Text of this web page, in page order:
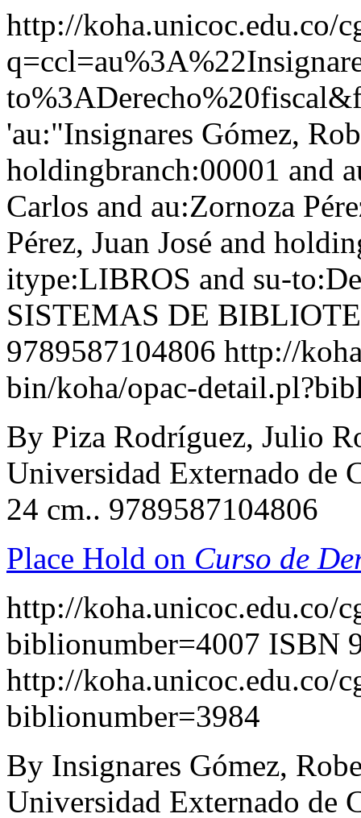
http://koha.unicoc.edu.co/
'au:"Insignares Gómez,
holdingbranch:00001 and
Carlos and au:Zornoza
Pérez, Juan José and
itype:LIBROS and su-
SISTEMAS DE
9789587104806 http://
bin/koha/opac-
By Piza Rodríguez, Julio
Universidad Externado de
24 cm.. 9789587104806
Place Hold on Curso de
http://koha.unicoc.edu.co/
biblionumber=4007 ISBN
http://koha.unicoc.edu.co/
biblionumber=3984
By Insignares Gómez,
Universidad Externado de